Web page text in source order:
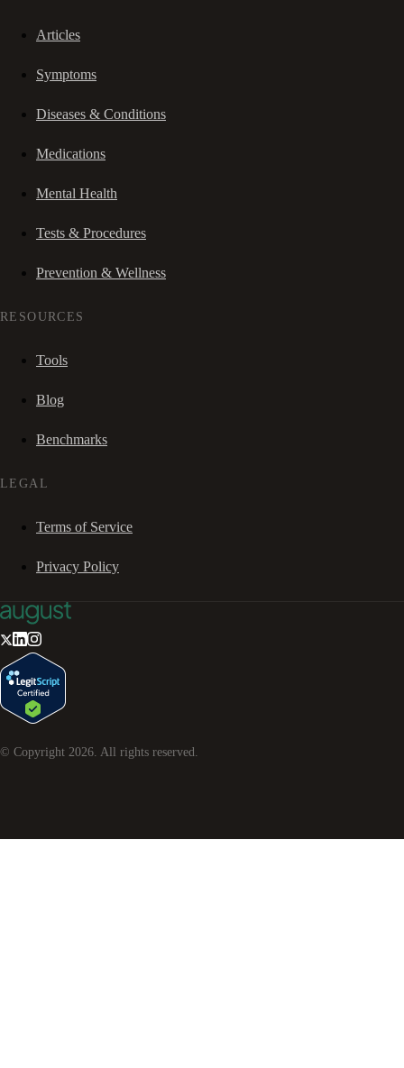
Articles
Symptoms
Diseases & Conditions
Medications
Mental Health
Tests & Procedures
Prevention & Wellness
RESOURCES
Tools
Blog
Benchmarks
LEGAL
Terms of Service
Privacy Policy
© Copyright 2026 . All rights reserved.